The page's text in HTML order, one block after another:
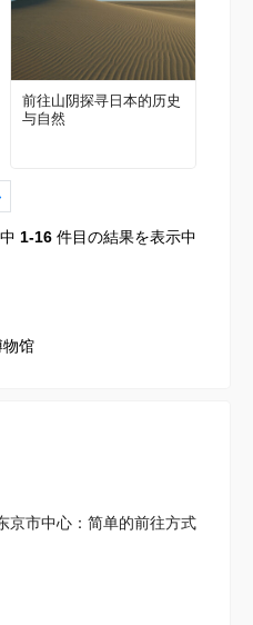
前往山阴探寻日本的历史
与自然
1-16 件目の結果を表示中
物馆
京市中心：简单的前往方式